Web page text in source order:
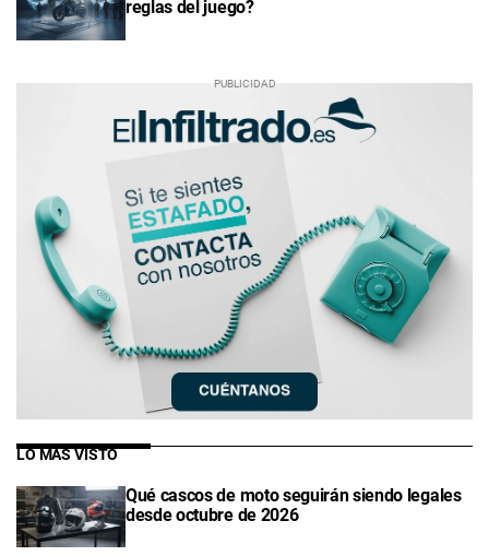
reglas del juego?
LO MÁS VISTO
Qué cascos de moto seguirán siendo legales
desde octubre de 2026